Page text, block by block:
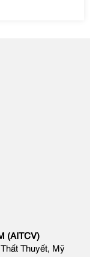
(AITCV)
Thuyết, Mỹ